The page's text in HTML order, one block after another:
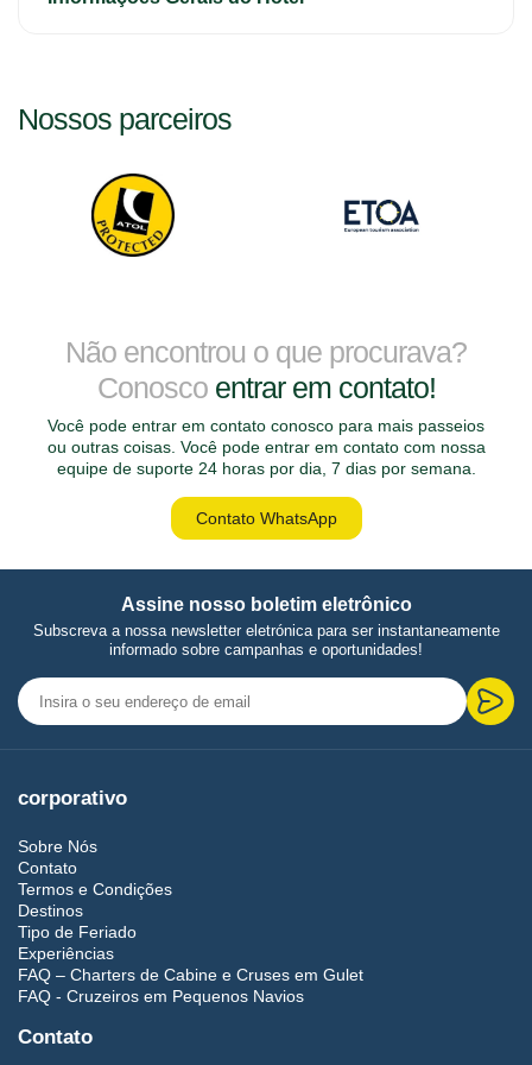
Nossos parceiros
Não encontrou o que procurava?
Conosco entrar em contato!
Você pode entrar em contato conosco para mais passeios
ou outras coisas. Você pode entrar em contato com nossa
equipe de suporte 24 horas por dia, 7 dias por semana.
Contato WhatsApp
Assine nosso boletim eletrônico
Subscreva a nossa newsletter eletrónica para ser instantaneamente
informado sobre campanhas e oportunidades!
corporativo
Sobre Nós
Contato
Termos e Condições
Destinos
Tipo de Feriado
Experiências
FAQ – Charters de Cabine e Cruses em Gulet
FAQ - Cruzeiros em Pequenos Navios
Contato